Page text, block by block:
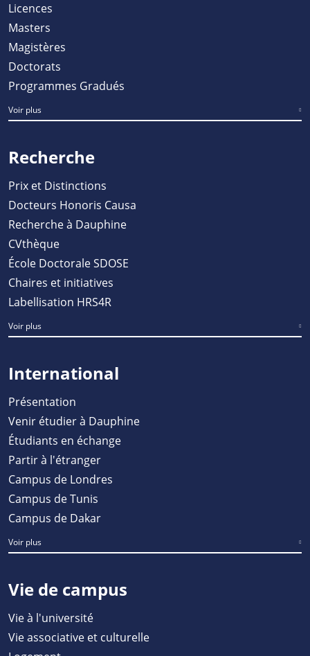
Licences
Masters
Magistères
Doctorats
Programmes Gradués
Voir plus
Recherche
Prix et Distinctions
Docteurs Honoris Causa
Recherche à Dauphine
CVthèque
École Doctorale SDOSE
Chaires et initiatives
Labellisation HRS4R
Voir plus
International
Présentation
Venir étudier à Dauphine
Étudiants en échange
Partir à l'étranger
Campus de Londres
Campus de Tunis
Campus de Dakar
Voir plus
Vie de campus
Vie à l'université
Vie associative et culturelle